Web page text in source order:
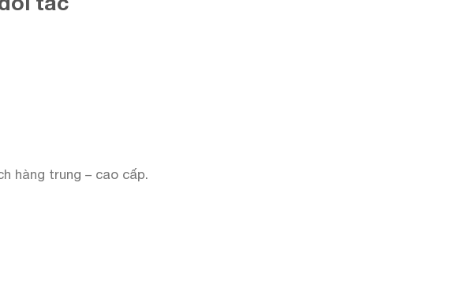
hàng trung – cao cấp.